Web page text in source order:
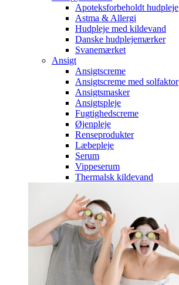
Apoteksforbeholdt hudpleje
Astma & Allergi
Hudpleje med kildevand
Danske hudplejemærker
Svanemærket
Ansigt
Ansigtscreme
Ansigtscreme med solfaktor
Ansigtsmasker
Ansigtspleje
Fugtighedscreme
Øjenpleje
Renseprodukter
Læbepleje
Serum
Vippeserum
Thermalsk kildevand